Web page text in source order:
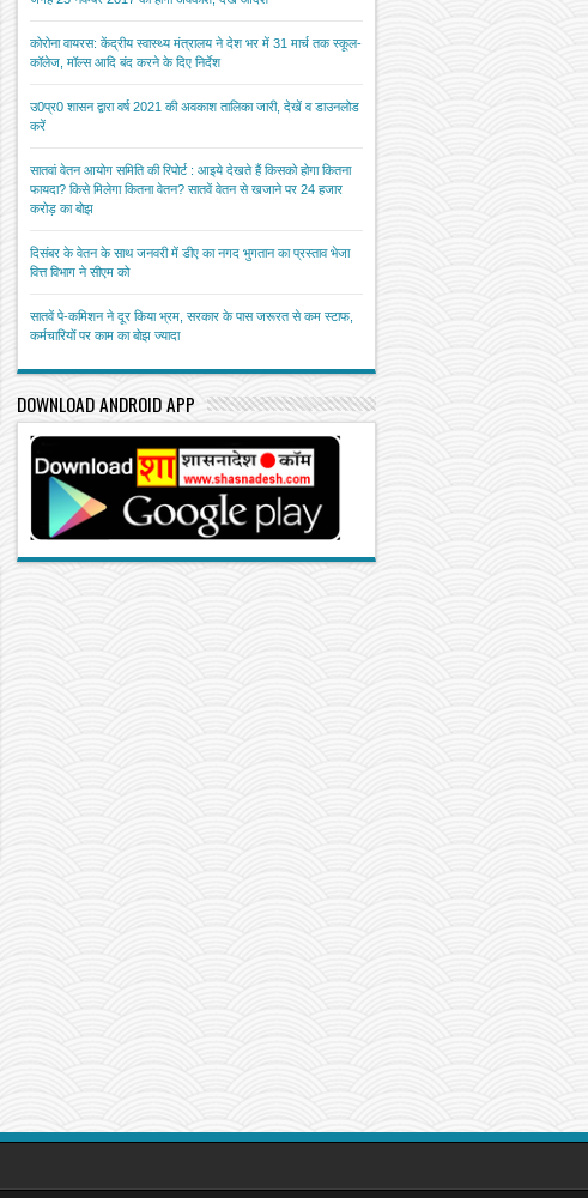
कोरोना वायरस: केंद्रीय स्वास्थ्य मंत्रालय ने देश भर में 31 मार्च तक स्कूल-
कॉलेज, मॉल्स आदि बंद करने के दिए निर्देश
उ0प्र0 शासन द्वारा वर्ष 2021 की अवकाश तालिका जारी, देखें व डाउनलोड
करें
सातवां वेतन आयोग समिति की रिपोर्ट : आइये देखते हैं किसको होगा कितना
फायदा? किसे मिलेगा कितना वेतन? सातवें वेतन से खजाने पर 24 हजार
करोड़ का बोझ
दिसंबर के वेतन के साथ जनवरी में डीए का नगद भुगतान का प्रस्ताव भेजा
वित्त विभाग ने सीएम को
सातवें पे-कमिशन ने दूर किया भ्रम, सरकार के पास जरूरत से कम स्टाफ,
कर्मचारियों पर काम का बोझ ज्यादा
DOWNLOAD ANDROID APP